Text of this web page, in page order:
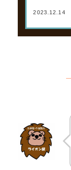
2023.12.14